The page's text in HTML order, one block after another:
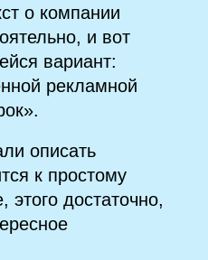
о компании
и вот
вариант:
рекламной
описать
к простому
достаточно,